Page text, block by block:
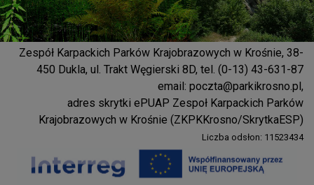
Projekty EU
Zespół Karpackich Parków Krajobrazowych w Krośnie, 38-
450 Dukla, ul. Trakt Węgierski 8D, tel. (0-13) 43-631-87
email: poczta@parkikrosno.pl,
adres skrytki ePUAP Zespoł Karpackich Parków
Krajobrazowych w Krośnie (ZKPKKrosno/SkrytkaESP)
Liczba odsłon: 11523434
Parki Krosno